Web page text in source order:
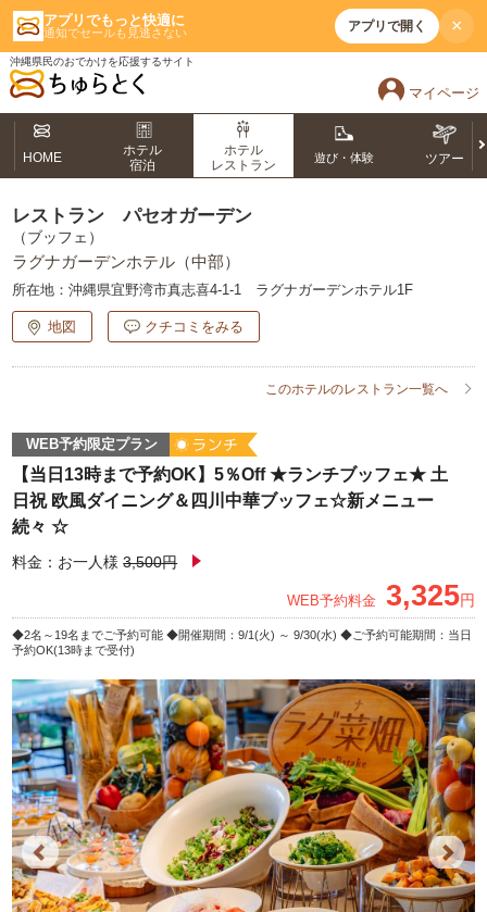
アプリでもっと快適に
通知でセールも見逃さない アプリで開く ×
沖縄県民のおでかけを応援するサイト
マイページ
HOME
ホテル
宿泊
ホテル
レストラン
遊び・体験 ツアー
レストラン パセオガーデン
（ブッフェ）
ラグナガーデンホテル（中部）
所在地：沖縄県宜野湾市真志喜4-1-1 ラグナガーデンホテル1F
地図 クチコミをみる
このホテルのレストラン一覧へ
WEB予約限定プラン
【当日13時まで予約OK】5％Off ★ランチブッフェ★ 土
日祝 欧風ダイニング＆四川中華ブッフェ☆新メニュー
続々 ☆
料金：お一人様 3,500円
WEB予約料金 3,325円
2名～19名までご予約可能 開催期間：9/1(火) ～ 9/30(水)
ご予約可能期間：当日
予約OK(13時まで受付)
Previous Next